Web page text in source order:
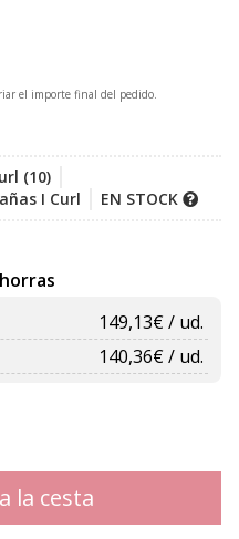
el importe final del pedido.
(10)
I Curl EN STOCK
149,13€ / ud.
140,36€ / ud.
la cesta